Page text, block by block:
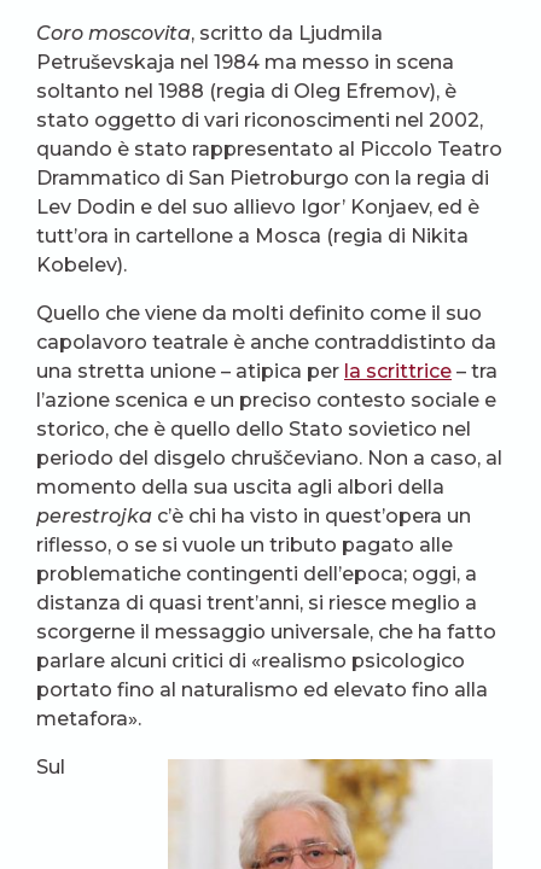
Coro moscovita, scritto da Ljudmila
Petruševskaja nel 1984 ma messo in scena
soltanto nel 1988 (regia di Oleg Efremov), è
stato oggetto di vari riconoscimenti nel 2002,
quando è stato rappresentato al Piccolo Teatro
Drammatico di San Pietroburgo con la regia di
Lev Dodin e del suo allievo Igor’ Konjaev, ed è
tutt’ora in cartellone a Mosca (regia di Nikita
Kobelev).
Quello che viene da molti definito come il suo
capolavoro teatrale è anche contraddistinto da
una stretta unione – atipica per la scrittrice – tra
l’azione scenica e un preciso contesto sociale e
storico, che è quello dello Stato sovietico nel
periodo del disgelo chruščeviano. Non a caso, al
momento della sua uscita agli albori della
perestrojka c’è chi ha visto in quest’opera un
riflesso, o se si vuole un tributo pagato alle
problematiche contingenti dell’epoca; oggi, a
distanza di quasi trent’anni, si riesce meglio a
scorgerne il messaggio universale, che ha fatto
parlare alcuni critici di «realismo psicologico
portato fino al naturalismo ed elevato fino alla
metafora».
Sul